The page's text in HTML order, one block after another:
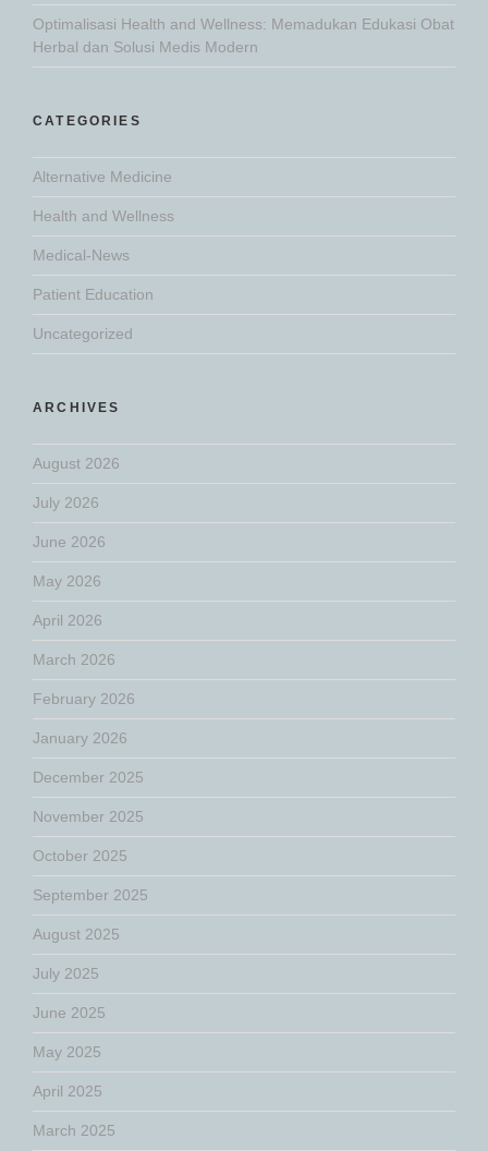
Optimalisasi Health and Wellness: Memadukan Edukasi Obat
Herbal dan Solusi Medis Modern
CATEGORIES
Alternative Medicine
Health and Wellness
Medical-News
Patient Education
Uncategorized
ARCHIVES
August 2026
July 2026
June 2026
May 2026
April 2026
March 2026
February 2026
January 2026
December 2025
November 2025
October 2025
September 2025
August 2025
July 2025
June 2025
May 2025
April 2025
March 2025